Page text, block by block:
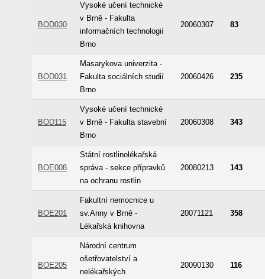
BOD030
Vysoké učení technické
v Brně - Fakulta
informačních technologií
Brno
20060307 83
BOD031
Masarykova univerzita -
Fakulta sociálních studií
Brno
20060426 235
BOD115
Vysoké učení technické
v Brně - Fakulta stavební
Brno
20060308 343
BOE008
Státní rostlinolékařská
správa - sekce přípravků
na ochranu rostlin
20080213 143
BOE201
Fakultní nemocnice u
sv.Anny v Brně -
Lékařská knihovna
20071121 358
BOE205
Národní centrum
ošetřovatelství a
nelékařských
20090130 116